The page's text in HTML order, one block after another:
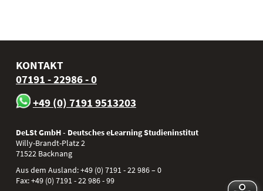
KONTAKT
07191 - 22986 - 0
+49 (0) 7191 9513203
DeLSt GmbH - Deutsches eLearning Studieninstitut
Willy-Brandt-Platz 2
71522 Backnang
Aus dem Ausland:+49 (0) 7191 - 22 986 – 0
Fax:+49 (0) 7191 - 22 986 - 99